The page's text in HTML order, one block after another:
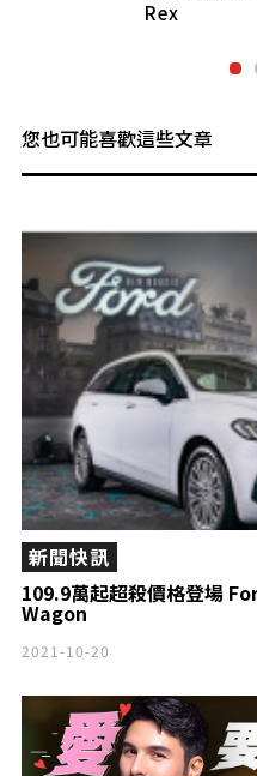
您也可能喜歡這些文章
109.9萬起超殺價格登場
Wagon
新聞快訊
2021-10-20